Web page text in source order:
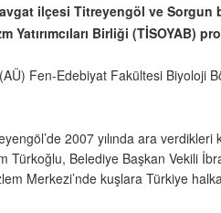
ilçesi Titreyengöl ve
Birliği (TİSOYAB)
Fen-Edebiyat Fakültesi Biyoloji
2007 yılında ara verdikleri
Türkoğlu, Belediye Başkan Vekili
Merkezi’nde kuşlara Türkiye